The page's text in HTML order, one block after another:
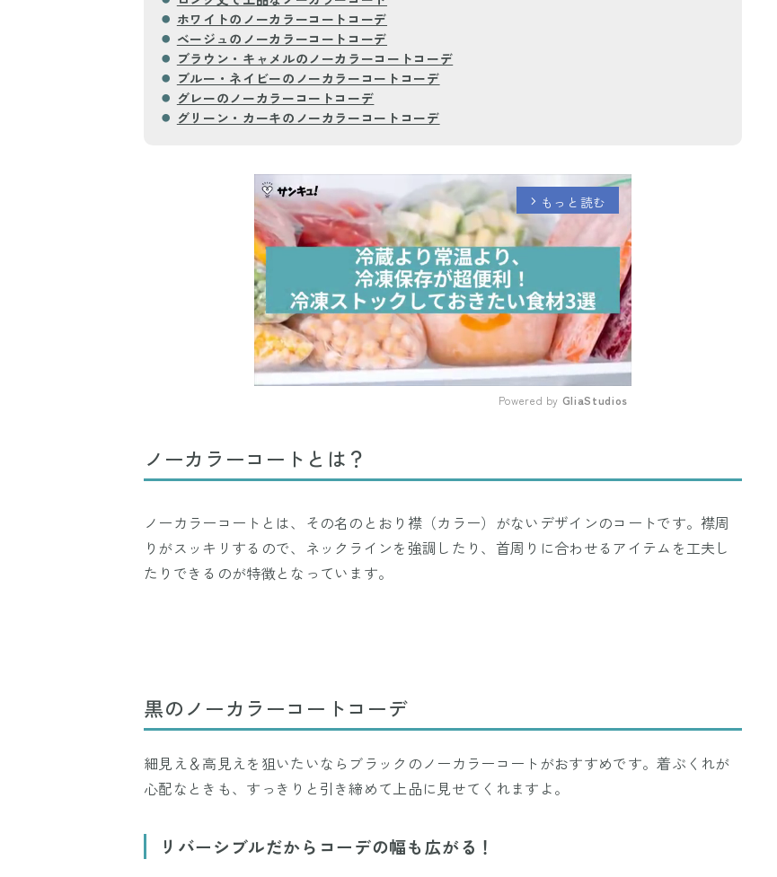
ホワイトのノーカラーコートコーデ
ベージュのノーカラーコートコーデ
ブラウン・キャメルのノーカラーコートコーデ
ブルー・ネイビーのノーカラーコートコーデ
グレーのノーカラーコートコーデ
グリーン・カーキのノーカラーコートコーデ
arrow_forward_ios もっと読む
Powered by GliaStudios
ノーカラーコートとは？
ノーカラーコートとは、その名のとおり襟（カラー）がないデザインのコートです。襟周
りがスッキリするので、ネックラインを強調したり、首周りに合わせるアイテムを工夫し
たりできるのが特徴となっています。
黒のノーカラーコートコーデ
細見え＆高見えを狙いたいならブラックのノーカラーコートがおすすめです。着ぶくれが
心配なときも、すっきりと引き締めて上品に見せてくれますよ。
リバーシブルだからコーデの幅も広がる！